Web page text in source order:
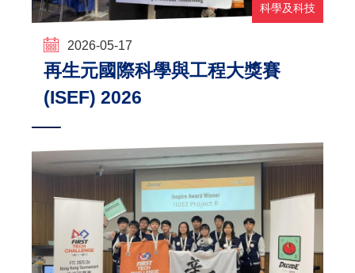
科學及科技
2026-05-17
再生元國際科學與工程大獎賽
(ISEF) 2026